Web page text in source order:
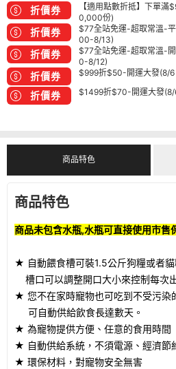
折價券
【適用點數折抵】下單
0,000份)
折價券
$77全站免運-超取常溫-
00-8/13)
折價券
$77全站免運-超取常溫-
0-8/12)
折價券 $999折$50-開運大發(8/
折價券 $1499折$70-開運大發
商品特色
商品特色
商品未包含水瓶,水瓶可直接使用市售
★ 自動餵食槽可裝1.5公斤狗糧或者
槽口可以調整開口大小來控制每次
★ 您不在家時寵物也可吃到不受污染
可自動供給飲食長達數天。
★ 為寵物提供方便、任意的食用時間
★ 自動供給系統，不須電源、經濟節
★ 環保材料，對寵物安全無害